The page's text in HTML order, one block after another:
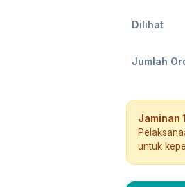
Dilihat
Jumlah
Jaminan
untuk